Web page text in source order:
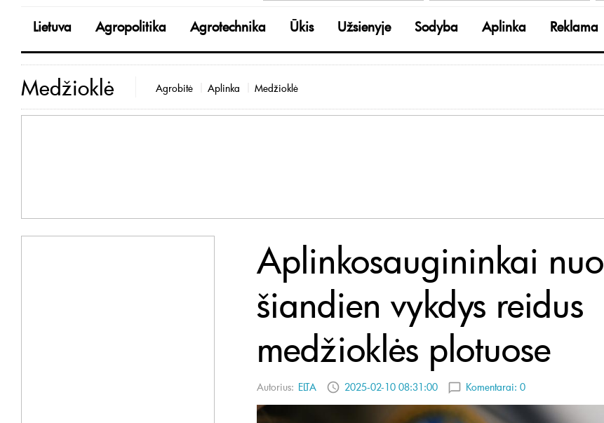
Lietuva Agropolitika Agrotechnika Ūkis Užsienyje Sodyba Aplinka Reklama
Medžioklė Agrobitė Aplinka Medžioklė
Aplinkosaugininkai nuo
šiandien vykdys reidus
medžioklės plotuose
Autorius: ELTA 2025-02-10 08:31:00 Komentarai: 0